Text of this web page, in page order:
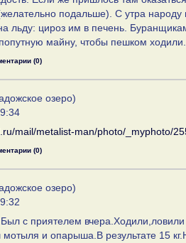
подальше). С утра
льду: цироз им в печень.
майну, чтобы пешком ходили.
(0)
озеро)
mail/metalist-man/photo/_myphoto/
(0)
озеро)
с приятелем
мотыля и опарыша.В результате 15